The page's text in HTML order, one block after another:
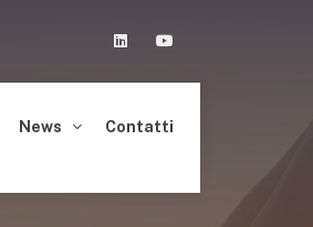
Linkedin
News Contatti